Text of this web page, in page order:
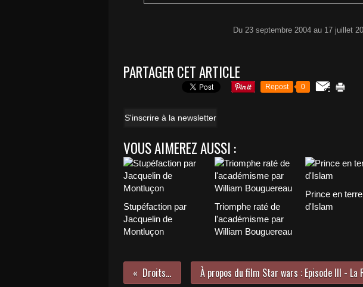
Du 23 septembre 2004 au 17 juillet
PARTAGER CET ARTICLE
Repost 0
S'inscrire à la newsletter
VOUS AIMEREZ AUSSI :
Stupéfaction par
Jacquelin de
Montluçon
Triomphe raté de
l'académisme par
William Bouguereau
Prince en terre
d'Islam
Droits d'unions